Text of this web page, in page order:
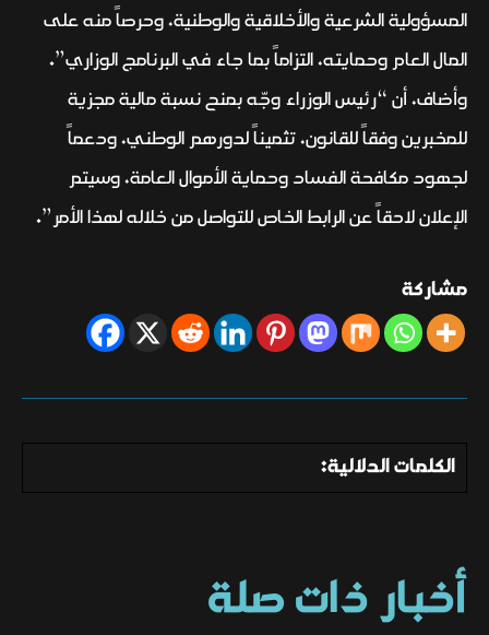
المسؤولية الشرعية والأخلاقية والوطنية، وحرصاً منه على
المال العام وحمايته، التزاماً بما جاء في البرنامج الوزاري”.
وأضاف، أن “رئيس الوزراء وجّه بمنح نسبة مالية مجزية
للمخبرين وفقاً للقانون، تثميناً لدورهم الوطني، ودعماً
لجهود مكافحة الفساد وحماية الأموال العامة، وسيتم
الإعلان لاحقاً عن الرابط الخاص للتواصل من خلاله لهذا الأمر”.
مشاركة
الكلمات الدلالية:
أخبار ذات صلة